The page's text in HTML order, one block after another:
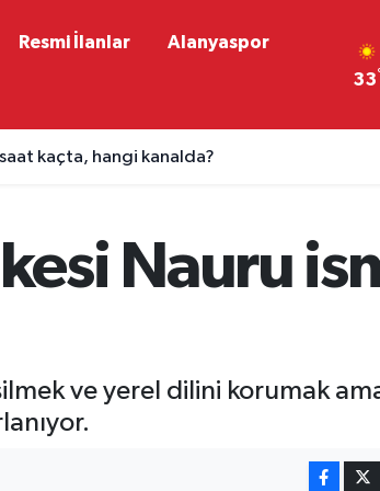
Resmi İlanlar Alanyaspor
33
kaçta, hangi kanalda?
Nauru
ve yerel dilini korumak